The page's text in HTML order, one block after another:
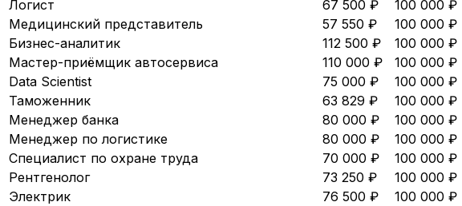
Логист
67 500 ₽ 100 000 ₽
Медицинский представитель
57 550 ₽ 100 000 ₽
Бизнес-аналитик
112 500 ₽ 100 000 ₽
Мастер-приёмщик автосервиса
110 000 ₽ 100 000 ₽
Data Scientist
75 000 ₽ 100 000 ₽
Таможенник
63 829 ₽ 100 000 ₽
Менеджер банка
80 000 ₽ 100 000 ₽
Менеджер по логистике
80 000 ₽ 100 000 ₽
Специалист по охране труда
70 000 ₽ 100 000 ₽
Рентгенолог
73 250 ₽ 100 000 ₽
Электрик
76 500 ₽ 100 000 ₽